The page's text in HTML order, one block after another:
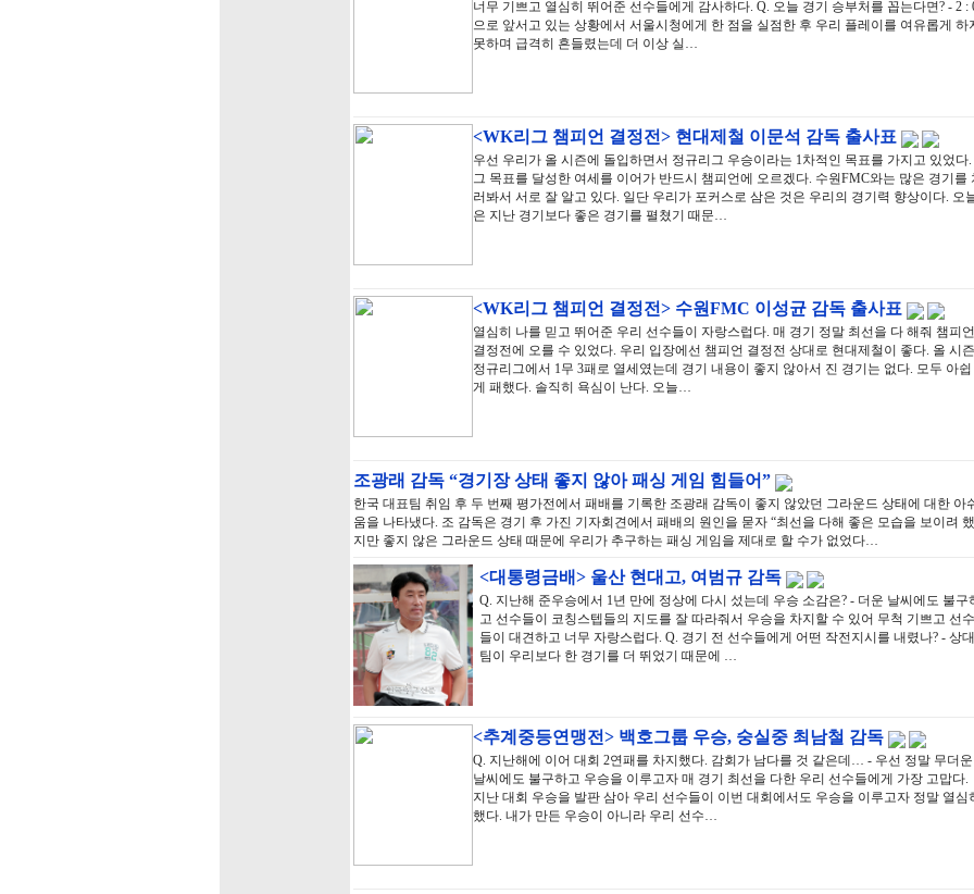
너무 기쁘고 열심히 뛰어준 선수들에게 감사하다. Q. 오늘 경기 승부처를 꼽는다면? - 2 :
으로 앞서고 있는 상황에서 서울시청에게 한 점을 실점한 후 우리 플레이를 여유롭게 하
못하며 급격히 흔들렸는데 더 이상 실…
<WK리그 챔피언 결정전> 현대제철 이문석 감독 출사표
우선 우리가 올 시즌에 돌입하면서 정규리그 우승이라는 1차적인 목표를 가지고 있었다.
그 목표를 달성한 여세를 이어가 반드시 챔피언에 오르겠다. 수원FMC와는 많은 경기를
러봐서 서로 잘 알고 있다. 일단 우리가 포커스로 삼은 것은 우리의 경기력 향상이다. 오
은 지난 경기보다 좋은 경기를 펼쳤기 때문…
<WK리그 챔피언 결정전> 수원FMC 이성균 감독 출사표
열심히 나를 믿고 뛰어준 우리 선수들이 자랑스럽다. 매 경기 정말 최선을 다 해줘 챔피언
결정전에 오를 수 있었다. 우리 입장에선 챔피언 결정전 상대로 현대제철이 좋다. 올 시즌
정규리그에서 1무 3패로 열세였는데 경기 내용이 좋지 않아서 진 경기는 없다. 모두 아쉽
게 패했다. 솔직히 욕심이 난다. 오늘…
조광래 감독 “경기장 상태 좋지 않아 패싱 게임 힘들어”
한국 대표팀 취임 후 두 번째 평가전에서 패배를 기록한 조광래 감독이 좋지 않았던 그라운드 상태에 대한 아
움을 나타냈다. 조 감독은 경기 후 가진 기자회견에서 패배의 원인을 묻자 “최선을 다해 좋은 모습을 보이려 했
지만 좋지 않은 그라운드 상태 때문에 우리가 추구하는 패싱 게임을 제대로 할 수가 없었다…
<대통령금배> 울산 현대고, 여범규 감독
Q. 지난해 준우승에서 1년 만에 정상에 다시 섰는데 우승 소감은? - 더운 날씨에도 불구
고 선수들이 코칭스텝들의 지도를 잘 따라줘서 우승을 차지할 수 있어 무척 기쁘고 선수
들이 대견하고 너무 자랑스럽다. Q. 경기 전 선수들에게 어떤 작전지시를 내렸나? - 상대
팀이 우리보다 한 경기를 더 뛰었기 때문에 …
<추계중등연맹전> 백호그룹 우승, 숭실중 최남철 감독
Q. 지난해에 이어 대회 2연패를 차지했다. 감회가 남다를 것 같은데… - 우선 정말 무더운
날씨에도 불구하고 우승을 이루고자 매 경기 최선을 다한 우리 선수들에게 가장 고맙다.
지난 대회 우승을 발판 삼아 우리 선수들이 이번 대회에서도 우승을 이루고자 정말 열심
했다. 내가 만든 우승이 아니라 우리 선수…